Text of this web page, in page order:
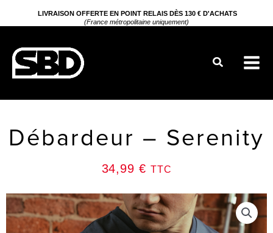
au
LIVRAISON OFFERTE EN POINT RELAIS DÈS 130 € D'ACHATS
(France métropolitaine uniquement)
Rechercher
Débardeur – Serenity
34,99 € TTC